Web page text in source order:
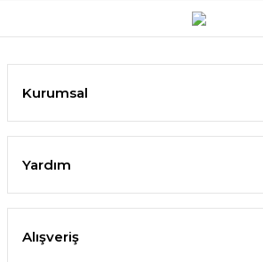
Kurumsal
Yardım
Alışveriş